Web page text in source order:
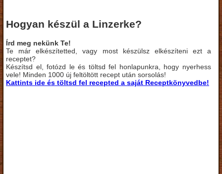
Hogyan készül a Linzerke?
Írd meg nekünk Te!
Te már elkészítetted, vagy most készülsz elkészíteni ezt a
receptet?
Készítsd el, fotózd le és töltsd fel honlapunkra, hogy nyerhess
vele! Minden 1000 új feltöltött recept után sorsolás!
Kattints ide és töltsd fel recepted a saját Receptkönyvedbe!